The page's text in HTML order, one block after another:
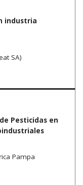
industria
SA)
Pesticidas en
Pampa